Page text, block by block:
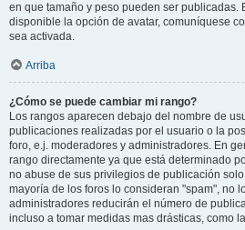
en que tamaño y peso pueden ser publicadas.
disponible la opción de avatar, comuníquese
sea activada.
Arriba
¿Cómo se puede cambiar mi rango?
Los rangos aparecen debajo del nombre de
publicaciones realizadas por el usuario o la
foro, e.j. moderadores y administradores. En
rango directamente ya que está determinado
no abuse de sus privilegios de publicación
mayoría de los foros lo consideran "spam", no
administradores reducirán el número de
incluso a tomar medidas mas drásticas, como